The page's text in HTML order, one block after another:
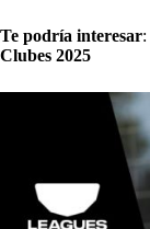
Te podría interesar:
Clubes 2025